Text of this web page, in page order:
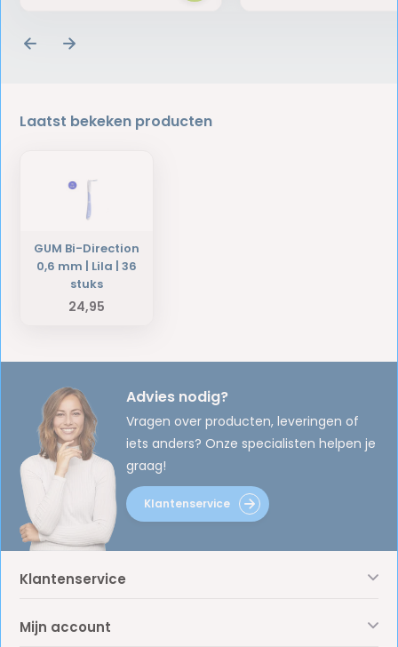
Laatst bekeken producten
GUM Bi-Direction
0,6 mm | Lila | 36
stuks
24,95
Advies nodig?
Vragen over producten, leveringen of
iets anders? Onze specialisten helpen je
graag!
Klantenservice
Klantenservice
Mijn account